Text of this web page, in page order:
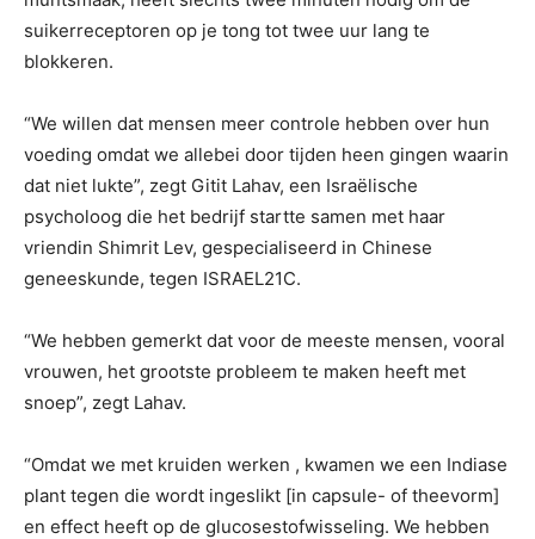
suikerreceptoren op je tong tot twee uur lang te
blokkeren.
“We willen dat mensen meer controle hebben over hun
voeding omdat we allebei door tijden heen gingen waarin
dat niet lukte”, zegt Gitit Lahav, een Israëlische
psycholoog die het bedrijf startte samen met haar
vriendin Shimrit Lev, gespecialiseerd in Chinese
geneeskunde, tegen ISRAEL21C.
“We hebben gemerkt dat voor de meeste mensen, vooral
vrouwen, het grootste probleem te maken heeft met
snoep”, zegt Lahav.
“Omdat we met kruiden werken , kwamen we een Indiase
plant tegen die wordt ingeslikt [in capsule- of theevorm]
en effect heeft op de glucosestofwisseling. We hebben